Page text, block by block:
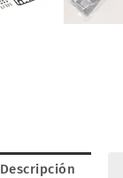
Descripción